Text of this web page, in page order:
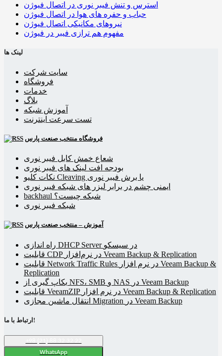
استرس و تنش فیبر نوری در اتصال فیوژن
حباب و حفره‌ های هوا در اتصال فیوژن
نیروهای مکانیکی اتصال فیوژن
مفهوم هم ترازی فیبر در فیوژن
لینک ها
سایت شرکت
فروشگاه
خدمات
بلاگ
آموزش شبکه
تست سرعت اینترنت
فروشگاه منتخب صنعت پارس
شعاع خمش کابل فیبر نوری
بودجه افت لینک های فیبر نوری
نکات کلیو Cleaving یا برش فیبر نوری
ایمنی چشم در برابر لیزر های شبکه فیبر نوری
backhaul شبکه چیست؟
شبکه فیبر نوری
آموزش – منتخب صنعت پارس
راه اندازی DHCP Server در سیسکو
قابلیت CDP در نرم‌افزار Veeam Backup & Replication
قابلیت Network Traffic Rules در نرم افزار Veeam Backup &
Replication
بکاپ گیری از NFS، SMB و NAS در Veeam Backup
قابلیت VeeamZIP در نرم افزار Veeam Backup & Replication
انتقال ماشین مجازی Migration در Veeam Backup
ارتباط با ما!
WhatsApp